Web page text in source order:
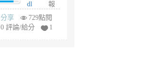
前
dl
sq
fy
報
分享
729點閱
0 評論/給分
1